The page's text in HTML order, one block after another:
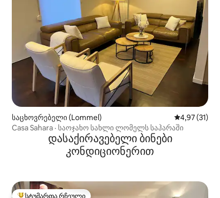
საცხოვრებელი (Lommel) საშუალო
4,97 (31)
Casa Sahara · საოჯახო სახლი ლომელს საჰარაში
დასაქირავებელი ბინები
კონდიციონერით
სტუმართა რჩეული